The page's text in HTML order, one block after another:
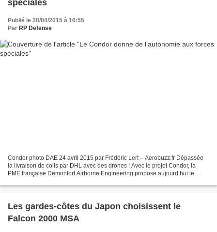
spéciales
Publié le 28/04/2015 à 16:55
Par RP Defense
Condor photo DAE 24 avril 2015 par Frédéric Lert – Aerobuzz.fr Dépassée
la livraison de colis par DHL avec des drones ! Avec le projet Condor, la
PME française Demonfort Airborne Engineering propose aujourd’hui le
Les gardes-côtes du Japon choisissent le
Falcon 2000 MSA